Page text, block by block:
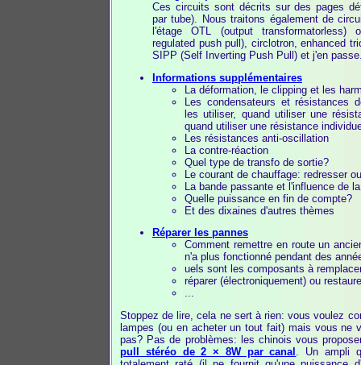
Ces circuits sont décrits sur des pages
par tube). Nous traitons également de
l'étage OTL (output transformatorless)
regulated push pull), circlotron, enhanced
SIPP (Self Inverting Push Pull) et j'en
Informations supplémentaires
La déformation, le clipping et les
Les condensateurs et résistances
les utiliser, quand utiliser une
quand utiliser une résistance
Les résistances anti-oscillation
La contre-réaction
Quel type de transfo de sortie?
Le courant de chauffage: redresser
La bande passante et l'influence de
Quelle puissance en fin de compte?
Et des dixaines d'autres thèmes
Réparer les pannes
Comment remettre en route un
n'a plus fonctionné pendant des
uels sont les composants à
réparer (électroniquement) ou
...
Stoppez de lire, cela ne sert à rien: vous voulez
lampes (ou en acheter un tout fait) mais vous ne
pas? Pas de problèmes: les chinois vous
pull stéréo de 2 × 8W par canal . Un ampli